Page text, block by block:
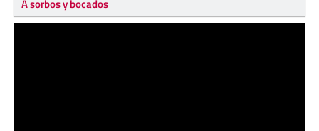
A sorbos y bocados